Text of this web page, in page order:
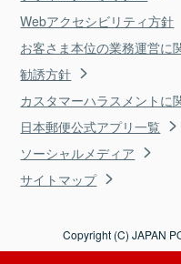
Webアクセシビリティ方針
お客さま本位の業務運営に
勧誘方針
カスタマーハラスメントに
日本郵便公式アプリ一覧
ソーシャルメディア
サイトマップ
Copyright (C) JAPAN